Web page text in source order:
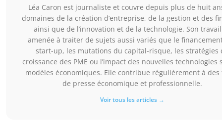
Léa Caron est journaliste et couvre depuis plus de huit
domaines de la création d’entreprise, de la gestion et des
ainsi que de l’innovation et de la technologie. Son travail
amenée à traiter de sujets aussi variés que le
start-up, les mutations du capital-risque, les stratégies
croissance des PME ou l’impact des nouvelles technologies
modèles économiques. Elle contribue régulièrement à
de presse économique et professionnelle.
Voir tous les articles →